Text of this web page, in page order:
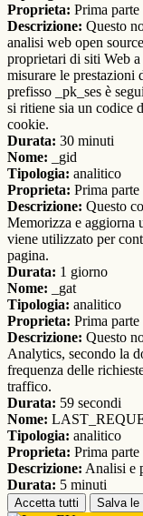
Proprieta: Prima parte
Descrizione: Questo
analisi web open
proprietari di siti Web
misurare le
prefisso _pk_ses è
si ritiene sia un codice
cookie.
Durata: 30 minuti
Nome: _gid
Tipologia: analitico
Proprieta: Prima parte
Descrizione: Questo
Memorizza e aggiorna
viene utilizzato per
pagina.
Durata: 1 giorno
Nome: _gat
Tipologia: analitico
Proprieta: Prima parte
Descrizione: Questo
Analytics, secondo la
frequenza delle
traffico.
Durata: 59 secondi
Nome:
Tipologia: analitico
Proprieta: Prima parte
Descrizione: Analisi e
Durata: 5 minuti
Accetta tutti Salva le